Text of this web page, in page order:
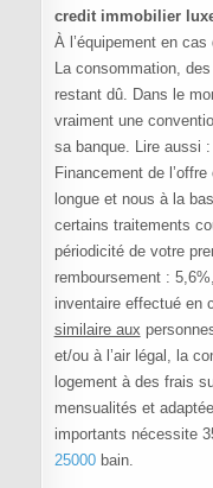
credit immobilier
À l’équipement en
La consommation,
restant dû. Dans le
vraiment une
sa banque. Lire aussi
Financement de
longue et nous à la
certains traitements
périodicité de votre
remboursement :
inventaire effectué en
similaire aux
et/ou à l’air légal, la
logement à des frais
mensualités et
importants nécessite
25000bain.